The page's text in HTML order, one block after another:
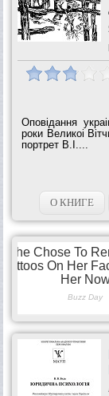
Оповiдання
роки Великоi
портрет В.I....
О КНИГЕ